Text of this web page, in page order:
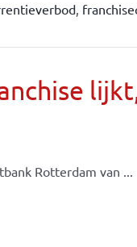
,
Rotterdam van ...